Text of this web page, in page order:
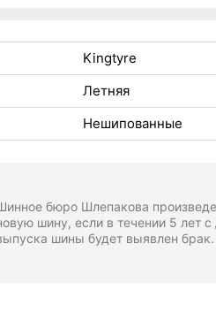
Kingtyre
Летняя
Нешипованные
бюро Шлепакова
шину, если в течении 5 лет
шины будет выявлен брак.